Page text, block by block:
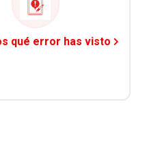
qué error has visto